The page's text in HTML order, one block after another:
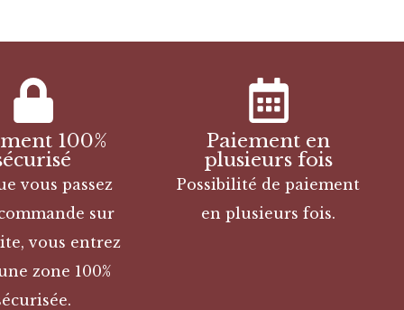
100%
vous passez
sur
vous entrez
zone 100%
Paiement en
plusieurs fois
Possibilité de paiement
en plusieurs fois.